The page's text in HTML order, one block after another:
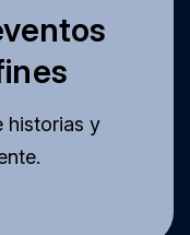
historias y